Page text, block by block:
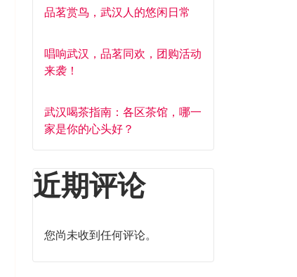
品茗赏鸟，武汉人的悠闲日常
唱响武汉，品茗同欢，团购活动
来袭！
武汉喝茶指南：各区茶馆，哪一
家是你的心头好？
近期评论
您尚未收到任何评论。